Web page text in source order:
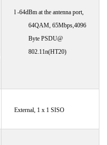
l-64dBm at the antenna port,
64QAM, 65Mbps,4096
Byte PSDU@
802.11n(HT20)
External, 1 x 1 SISO